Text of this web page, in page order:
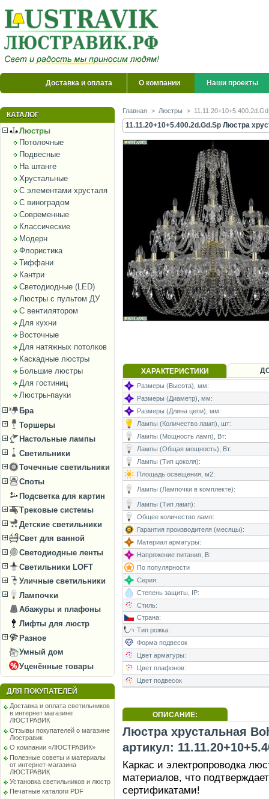
Доставка и оплата О компании Наши проекты
КАТАЛОГ
Люстры
Потолочные
Подвесные
На штанге
Хрустальные
С элементами хрусталя
С виноградом
Современные
Классические
Модерн
Флористика
Тиффани
Кантри
Светодиодные (LED)
Люстры с пультом ДУ
С вентилятором
Для кухни
Восточные
Для натяжных потолков
Каскадные люстры
Большие люстры
Для гостиниц
Люстры-пауки
Бра
Торшеры
Настольные лампы
Светильники
Точечные светильники
Споты
Подсветка для картин
Трековые системы
Детские светильники
Свет для ванной
Светодиодные ленты
Светильники LOFT
Уличные светильники
Лампочки
Абажуры и плафоны
Лифты для люстр
Разное
Умный дом
Уценённые товары
ДЛЯ ПОКУПАТЕЛЕЙ
Доставка и оплата светильников
в интернет магазине
ЛЮСТРАВИК
Отзывы покупателей о магазине
Люстравик
О компании «ЛЮСТРАВИК»
Полезные советы и материалы
от интернет-магазина
ЛЮСТРАВИК
Установка светильников и люстр
Печатные каталоги PDF
Главная > Люстры >
11.11.20+10+5.400.2d.Gd.Sp Люстра
ХАРАКТЕРИСТИКИ
Размеры (Высота), мм:
Размеры (Диаметр), мм:
Размеры (Длина цепи), мм:
Лампы (Количество ламп), шт:
Лампы (Мощность ламп), Вт:
Лампы (Общая мощность), Вт:
Лампы (Тип цоколя):
Площадь освещения, м2:
Лампы (Лампочки в комплекте):
Лампы (Тип ламп):
Общее количество ламп:
Гарантия производителя (месяцы):
Материал арматуры:
Напряжение питания, В:
По популярности
Серия:
Степень защиты, IP:
Стиль:
Страна:
Тип рожка:
Форма подвесок
Цвет арматуры:
Цвет плафонов:
Цвет подвесок
ОПИСАНИЕ:
Люстра хрустальная
артикул:
Каркас и электропроводка
материалов, что
сертификатами!